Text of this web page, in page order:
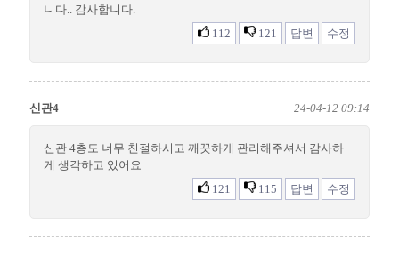
니다.. 감사합니다.
112
121 답변 수정
신관4 24-04-12 09:14
신관 4층도 너무 친절하시고 깨끗하게 관리해주셔서 감사하
게 생각하고 있어요
121
115 답변 수정